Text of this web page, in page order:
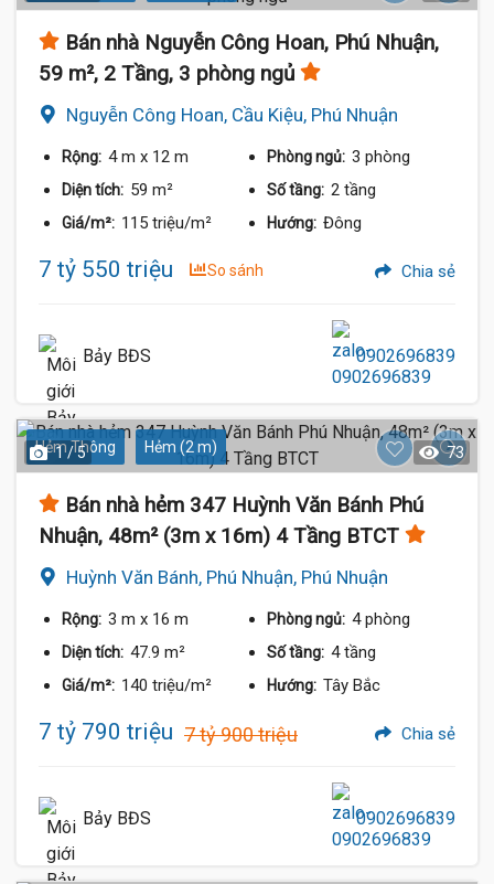
Bán nhà Nguyễn Công Hoan, Phú Nhuận,
59 m², 2 Tầng, 3 phòng ngủ
Nguyễn Công Hoan, Cầu Kiệu, Phú Nhuận
Rộng: 4 m x 12 m Phòng ngủ: 3 phòng
Diện tích: 59 m² Số tầng: 2 tầng
Giá/m²: 115 triệu/m² Hướng: Đông
7 tỷ 550 triệu So sánh Chia sẻ
Bảy BĐS 0902696839
Hẻm Thông Hẻm (2 m)
1 / 5 73
Bán nhà hẻm 347 Huỳnh Văn Bánh Phú
Nhuận, 48m² (3m x 16m) 4 Tầng BTCT
Huỳnh Văn Bánh, Phú Nhuận, Phú Nhuận
Rộng: 3 m x 16 m Phòng ngủ: 4 phòng
Diện tích: 47.9 m² Số tầng: 4 tầng
Giá/m²: 140 triệu/m² Hướng: Tây Bắc
7 tỷ 790 triệu 7 tỷ 900 triệu Chia sẻ
Bảy BĐS 0902696839